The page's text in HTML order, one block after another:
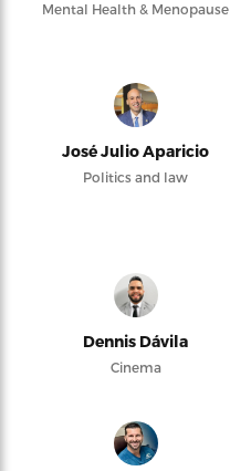
Mental Health & Menopause
José Julio Aparicio
Politics and law
Dennis Dávila
Cinema